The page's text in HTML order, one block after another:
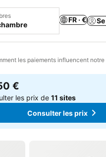
FR · €
les paiements influencent
favoris
€
les prix de11 sites
Consulter les prix